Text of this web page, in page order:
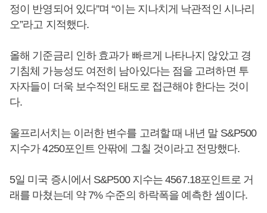
정이 반영되어 있다”며 “이는 지나치게 낙관적인 시나리
오”라고 지적했다.
올해 기준금리 인하 효과가 빠르게 나타나지 않았고 경
기침체 가능성도 여전히 남아있다는 점을 고려하면 투
자자들이 더욱 보수적인 태도로 접근해야 한다는 것이
다.
울프리서치는 이러한 변수를 고려할 때 내년 말 S&P500
지수가 4250포인트 안팎에 그칠 것이라고 전망했다.
5일 미국 증시에서 S&P500 지수는 4567.18포인트로 거
래를 마쳤는데 약 7% 수준의 하락폭을 예측한 셈이다.